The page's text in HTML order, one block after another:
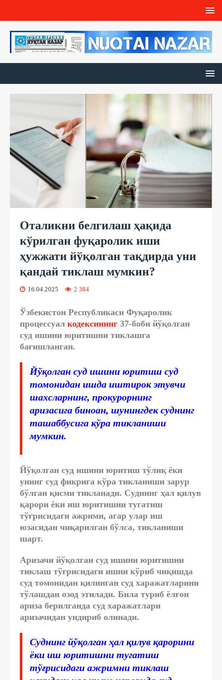
Оталикни белгилаш ҳақида
кўрилган фуқаролик иши
ҳужжати йўқолган тақдирда уни
қандай тиклаш мумкин?
16.04.2025 2 384
Ўзбекистон Республикаси Фуқаролик
процессуал кодексининг 37-боби йўқолган
суд ишини юритишни тиклашга
бағишланган.
Йўқолган суд ишини юритиш суд
томонидан ишда иштирок этувчи
шахсларнинг, прокурорнинг
аризасига биноан, шунингдек суднинг
ташаббусига кўра тикланиши
мумкин.
Йўқолган суд ишини юритиш тўлиқ ёки
унинг суд фикрига кўра тикланиши зарур
бўлган қисми тикланади. Суднинг ҳал қилув
қарори ёки иш юритишни тугатиш
тўғрисидаги ажрими, агар улар иш
юзасидан чиқарилган бўлса, тикланиши
шарт.
Аризачи йўқолган суд ишини юритишни
тиклаш тўғрисидаги ишни кўриб чиқишда
суд томонидан қилинган суд харажатларини
тўлашдан озод этилади. Била туриб ёлғон
ариза берилганда суд харажатлари
аризачидан ундириб олинади.
Суднинг йўқолган ҳал қилув қарорини
ёки иш юритишни тугатиш
тўғрисидаги ажримни тиклаш